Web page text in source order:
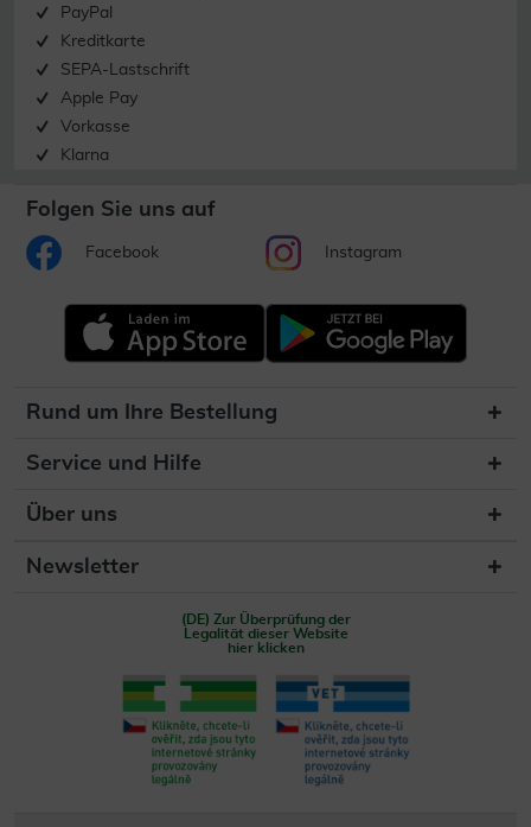
PayPal
Kreditkarte
SEPA-Lastschrift
Apple Pay
Vorkasse
Klarna
Folgen Sie uns auf
Facebook Instagram
Rund um Ihre Bestellung
Service und Hilfe
Über uns
Newsletter
(DE) Zur Überprüfung der
Legalität dieser Website
hier klicken